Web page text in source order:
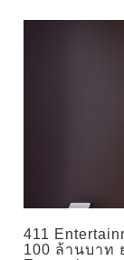
411
100 ล้านบาท